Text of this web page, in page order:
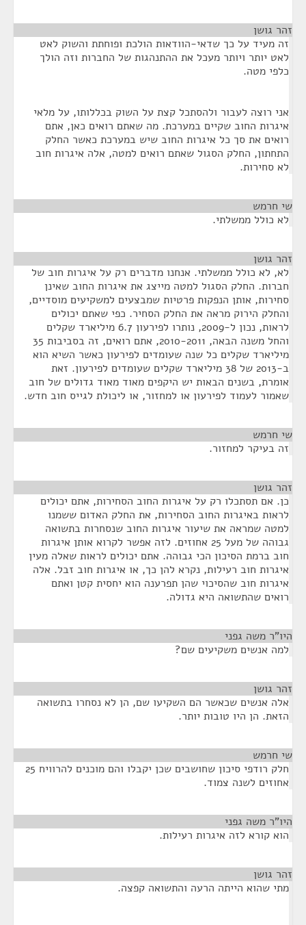
זהר גושן
זה מעיד על כך שדאי-הוודאות הולכת ופוחתת והשוק לאט
לאט יותר ויותר מעכל את ההתנהגות של החברות וזה הולך
כלפי מטה.
אני רוצה לעבור ולהסתכל קצת על השוק בכללותו, על מלאי
איגרות החוב שקיים במערכת. מה שאתם רואים כאן, אתם
רואים את סך כל איגרות החוב שיש במערכת כאשר החלק
התחתון, החלק הסגול שאתם רואים למטה, אלה איגרות חוב
לא סחירות.
שי חרמש
לא כולל ממשלתי.
זהר גושן
לא, לא כולל ממשלתי. אנחנו מדברים רק על איגרות חוב של
חברות. החלק הסגול למטה מייצג את איגרות החוב שאינן
סחירות, אותן הנפקות פרטיות שמבצעים למשקיעים מוסדיים,
והחלק הירוק מראה את החלק הסחיר. כפי שאתם יכולים
לראות, נכון ל-2009, נותרו לפירעון 6.7 מיליארד שקלים
והחל משנה הבאה, 2010-2011, אתם רואים, זה בסביבות 35
מיליארד שקלים כל שנה שעומדים לפירעון כאשר השיא הוא
ב-2013 של 38 מיליארד שקלים שעומדים לפירעון. זאת
אומרת, בשנים הבאות יש היקפים מאוד מאוד גדולים של חוב
שאמור לעמוד לפירעון או למחזור, או ליכולת לגייס חוב חדש.
שי חרמש
זה בעיקר למחזור.
זהר גושן
כן. אם תסתכלו רק על איגרות החוב הסחירות, אתם יכולים
לראות באיגרות החוב הסחירות, את החלק האדום ששמנו
למטה שמראה את שיעור איגרות החוב שנסחרות בתשואה
גבוהה של מעל 25 אחוזים. לזה אפשר לקרוא אותן איגרות
חוב ברמת הסיכון הכי גבוהה. אתם יכולים לראות שאלה מעין
איגרות חוב רעילות, נקרא להן כך, או איגרות חוב זבל. אלה
איגרות חוב שהסיכוי שהן תפרענה הוא יחסית קטן ואתם
רואים שהתשואה היא גדולה.
היו"ר משה גפני
למה אנשים משקיעים שם?
זהר גושן
אלה אנשים שכאשר הם השקיעו שם, הן לא נסחרו בתשואה
הזאת. הן היו טובות יותר.
שי חרמש
חלק רודפי סיכון שחושבים שכן יקבלו והם מוכנים להרוויח 25
אחוזים לשנה צמוד.
היו"ר משה גפני
הוא קורא לזה איגרות רעילות.
זהר גושן
מתי שהוא הייתה הרעה והתשואה קפצה.